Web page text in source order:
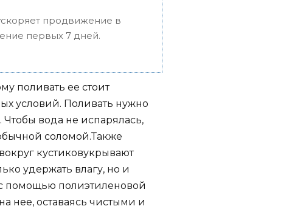
продвижение в
первых 7 дней.
поливать ее стоит
условий. Поливать нужно
вода не испарялась,
соломой.Также
кустиковукрывают
удержать влагу, но и
помощью полиэтиленовой
нее, оставаясь чистыми и